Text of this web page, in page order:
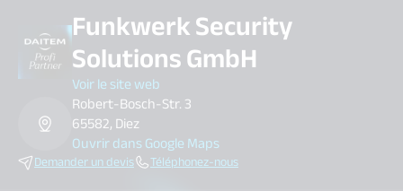
Funkwerk Security
Solutions GmbH
Voir le site web
Robert-Bosch-Str. 3
65582, Diez
Ouvrir dans Google Maps
Demander un devis Téléphonez-nous